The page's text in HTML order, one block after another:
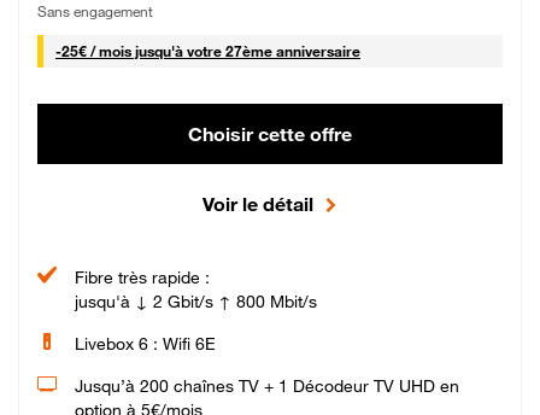
Sans engagement
-25€ / mois25 € par mois
jusqu'à votre 27ème anniversaire
Choisir cette offre
Voir le détail
Fibre très rapide :
jusqu'à ↓ 2 Gbit/s ↑ 800 Mbit/s
Livebox 6 : Wifi 6E
Jusqu’à 200 chaînes TV + 1 Décodeur TV UHD en
option à 5€/mois